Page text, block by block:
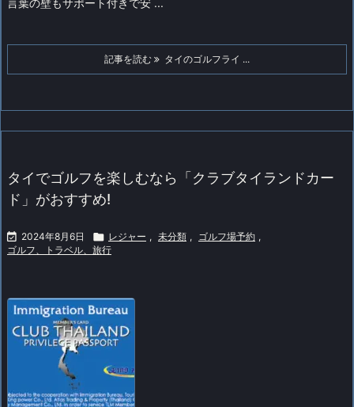
言葉の壁もサポート付きで安 ...
記事を読む タイのゴルフライ ...
タイでゴルフを楽しむなら「クラブタイランドカー
ド」がおすすめ!
 2024年8月6日  レジャー , 未分類 , ゴルフ場予約 ,
ゴルフ、トラベル、旅行